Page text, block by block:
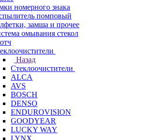
номерного знака
помповый
замша и прочее
омывания стекол
Назад
Стеклоочистители
ALCA
AVS
BOSCH
DENSO
ENDUROVISION
GOODYEAR
LUCKY WAY
LYNX